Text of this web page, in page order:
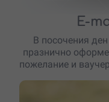
E-
В посочения
празнично
пожелание и